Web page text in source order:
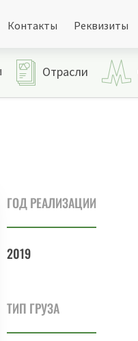
Контакты Реквизиты
Отрасли
ГОД РЕАЛИЗАЦИИ
2019
ТИП ГРУЗА